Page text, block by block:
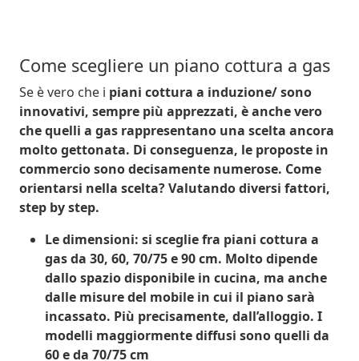
Come scegliere un piano cottura a gas
Se è vero che i piani cottura a induzione/sono
innovativi, sempre più apprezzati, è anche vero
chequelli a gas rappresentano una scelta ancora
molto gettonata. Di conseguenza, le proposte in
commercio sono decisamente numerose. Come
orientarsi nella scelta?Valutando diversi fattori,
step by step.
Le dimensioni: si sceglie fra piani cottura a
gas da 30, 60, 70/75 e 90 cm. Molto dipende
dallo spazio disponibile in cucina, ma anche
dalle misure del mobile in cui il piano sarà
incassato. Più precisamente, dall’alloggio. I
modelli maggiormente diffusi sono quelli da
60 e da 70/75 cm